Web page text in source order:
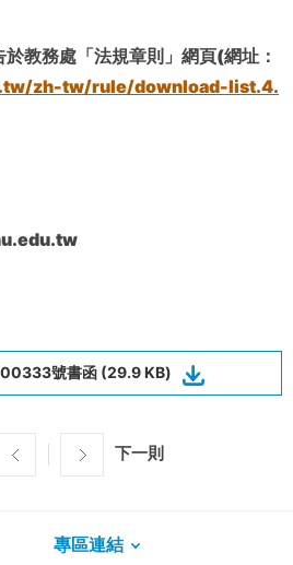
教務處「法規章則」網頁(網址：
zh-tw/rule/download-list.4.
號書函 (29.9 KB)
下一則
專區連結